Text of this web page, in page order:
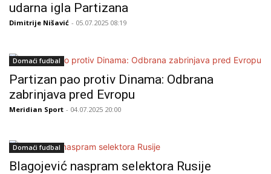
udarna igla Partizana
Dimitrije Nišavić - 05.07.2025 08:19
Domaći fudbal
Partizan pao protiv Dinama: Odbrana
zabrinjava pred Evropu
Meridian Sport - 04.07.2025 20:00
Domaći fudbal
Blagojević naspram selektora Rusije